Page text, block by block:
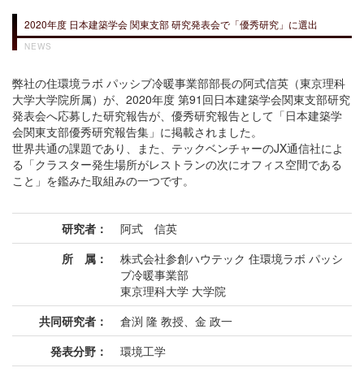
2020年度 日本建築学会 関東支部 研究発表会で「優秀研究」に選出
NEWS
弊社の住環境ラボ パッシブ冷暖事業部部長の阿式信英（東京理科
大学大学院所属）が、2020年度 第91回日本建築学会関東支部研究
発表会へ応募した研究報告が、優秀研究報告として「日本建築学
会関東支部優秀研究報告集」に掲載されました。
世界共通の課題であり、また、テックベンチャーのJX通信社によ
る「クラスター発生場所がレストランの次にオフィス空間である
こと」を鑑みた取組みの一つです。
研究者：
阿式 信英
所 属：
株式会社参創ハウテック 住環境ラボ パッシ
ブ冷暖事業部
東京理科大学 大学院
共同研究者：
倉渕 隆 教授、金 政一
発表分野：
環境工学